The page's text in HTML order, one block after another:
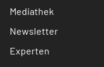
Mediathek
Newsletter
Experten